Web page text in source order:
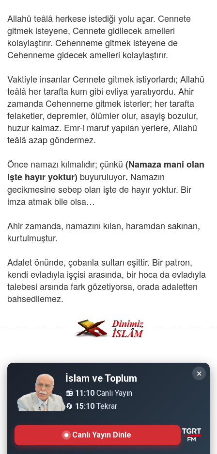
Allahü teâlâ herkese istediği yolu açar. Cennete
gitmek isteyene, Cennete gidilecek amelleri
kolaylaştırır. Cehenneme gitmek isteyene de
Cehenneme gidecek amelleri kolaylaştırır.
Vaktiyle insanlar Cennete gitmek istiyorlardı; Allahü
teâlâ her tarafta kum gibi evliya yaratıyordu. Ahir
zamanda Cehenneme gitmek isterler; her tarafta
felaketler, depremler, ölümler olur, asayiş bozulur,
huzur kalmaz. Emr-i maruf yapılan yerlere, Allahü
teâlâ azap göndermez.
Önce namazı kılmalıdır; çünkü (Namaza mani olan
işte hayır yoktur) buyuruluyor. Namazın
gecikmesine sebep olan işte de hayır yoktur. Bir
imza atmak bile olsa…
Ahir zamanda, namazını kılan, haramdan sakınan,
kurtulmuştur.
Adalet önünde, çobanla sultan eşittir. Bir patron,
kendi evladıyla işçisi arasında, bir hoca da evladıyla
talebesi arsında fark gözetiyorsa, orada adaletten
bahsedilemez.
Copyright © 2008 - Dinimiz İslam. Her Hakkı Saklıdır.
Sitemizdeki bilgiler, bütün insanların istifadesi için
hazırlanmıştır. Orijinaline sadık kalmak şartıyla, izin
almaya gerek kalmadan, herkes istediği gibi alıp istifade
edebilir.
Normal Siteyi Göster
×
İslam ve Toplum
📻 11:10 Canlı Yayın
🔄 15:10 Tekrar
Canlı Yayın Dinle